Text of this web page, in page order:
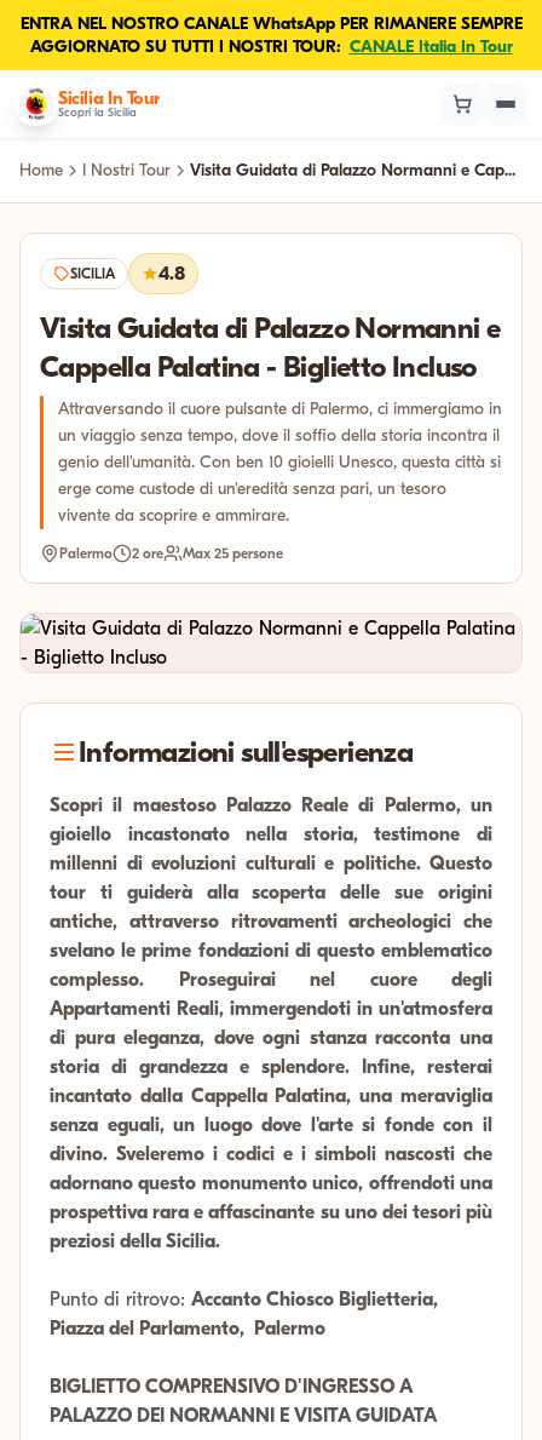
ENTRA NEL NOSTRO CANALE WhatsApp PER RIMANERE SEMPRE
AGGIORNATO SU TUTTI I NOSTRI TOUR: CANALE Italia In Tour
Sicilia In Tour
Scopri la Sicilia
Home I Nostri Tour Visita Guidata di Palazzo Normanni e Cap...
SICILIA 4.8
Visita Guidata di Palazzo Normanni e
Cappella Palatina - Biglietto Incluso
Attraversando il cuore pulsante di Palermo, ci immergiamo in
un viaggio senza tempo, dove il soffio della storia incontra il
genio dell'umanità. Con ben 10 gioielli Unesco, questa città si
erge come custode di un'eredità senza pari, un tesoro
vivente da scoprire e ammirare.
Palermo 2 ore Max 25 persone
Informazioni sull'esperienza
Scopri il maestoso Palazzo Reale di Palermo, un
gioiello incastonato nella storia, testimone di
millenni di evoluzioni culturali e politiche. Questo
tour ti guiderà alla scoperta delle sue origini
antiche, attraverso ritrovamenti archeologici che
svelano le prime fondazioni di questo emblematico
complesso. Proseguirai nel cuore degli
Appartamenti Reali, immergendoti in un'atmosfera
di pura eleganza, dove ogni stanza racconta una
storia di grandezza e splendore. Infine, resterai
incantato dalla Cappella Palatina, una meraviglia
senza eguali, un luogo dove l'arte si fonde con il
divino. Sveleremo i codici e i simboli nascosti che
adornano questo monumento unico, offrendoti una
prospettiva rara e affascinante su uno dei tesori più
preziosi della Sicilia.
Punto di ritrovo: Accanto Chiosco Biglietteria,
Piazza del Parlamento, Palermo
BIGLIETTO COMPRENSIVO D'INGRESSO A
PALAZZO DEI NORMANNI E VISITA GUIDATA